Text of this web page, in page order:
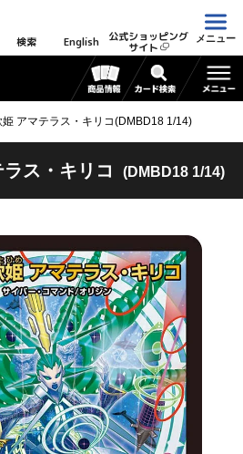
検索 English 公式ショッピング
サイト
メニュー
姫 アマテラス・キリコ(DMBD18 1/14)
ス・キリコ (DMBD18 1/14)